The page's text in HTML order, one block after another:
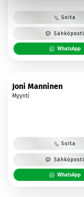
Soita
Sähköposti
WhatsApp
Joni Manninen
Myynti
Soita
Sähköposti
WhatsApp